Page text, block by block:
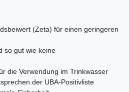
(Zeta) für einen geringeren
so gut wie keine
die Verwendung im Trinkwasser
der UBA-Positivliste